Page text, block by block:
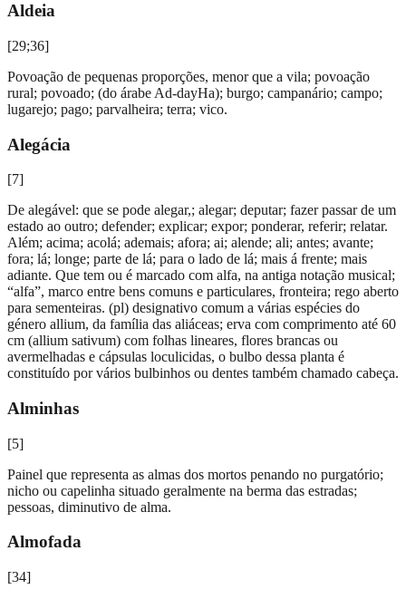
Aldeia
[29;36]
Povoação de pequenas proporções, menor que a vila; povoação
rural; povoado; (do árabe Ad-dayHa); burgo; campanário; campo;
lugarejo; pago; parvalheira; terra; vico.
Alegácia
[7]
De alegável: que se pode alegar,; alegar; deputar; fazer passar de um
estado ao outro; defender; explicar; expor; ponderar, referir; relatar.
Além; acima; acolá; ademais; afora; ai; alende; ali; antes; avante;
fora; lá; longe; parte de lá; para o lado de lá; mais á frente; mais
adiante. Que tem ou é marcado com alfa, na antiga notação musical;
“alfa”, marco entre bens comuns e particulares, fronteira; rego aberto
para sementeiras. (pl) designativo comum a várias espécies do
género allium, da família das aliáceas; erva com comprimento até 60
cm (allium sativum) com folhas lineares, flores brancas ou
avermelhadas e cápsulas loculicidas, o bulbo dessa planta é
constituído por vários bulbinhos ou dentes também chamado cabeça.
Alminhas
[5]
Painel que representa as almas dos mortos penando no purgatório;
nicho ou capelinha situado geralmente na berma das estradas;
pessoas, diminutivo de alma.
Almofada
[34]